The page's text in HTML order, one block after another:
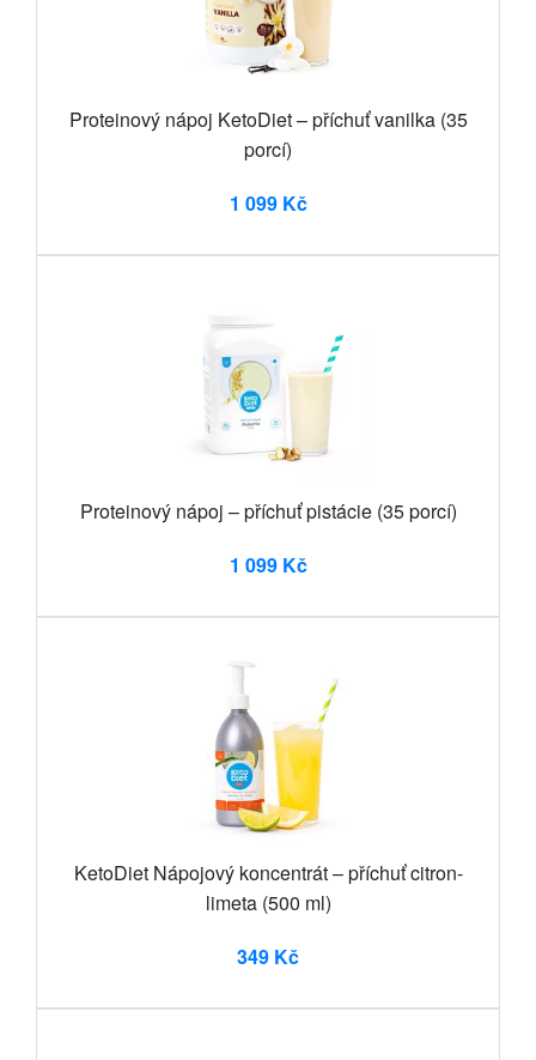
Proteinový nápoj KetoDiet – příchuť vanilka (35
porcí)
1 099 Kč
Proteinový nápoj – příchuť pistácie (35 porcí)
1 099 Kč
KetoDiet Nápojový koncentrát – příchuť citron-
limeta (500 ml)
349 Kč